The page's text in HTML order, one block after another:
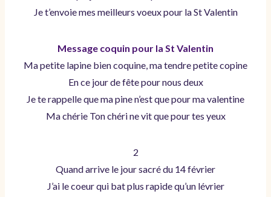
Je t’envoie mes meilleurs voeux pour la St Valentin
Message coquin pour la St Valentin
Ma petite lapine bien coquine, ma tendre petite copine
En ce jour de fête pour nous deux
Je te rappelle que ma pine n’est que pour ma valentine
Ma chérie Ton chéri ne vit que pour tes yeux
2
Quand arrive le jour sacré du 14 février
J’ai le coeur qui bat plus rapide qu’un lévrier